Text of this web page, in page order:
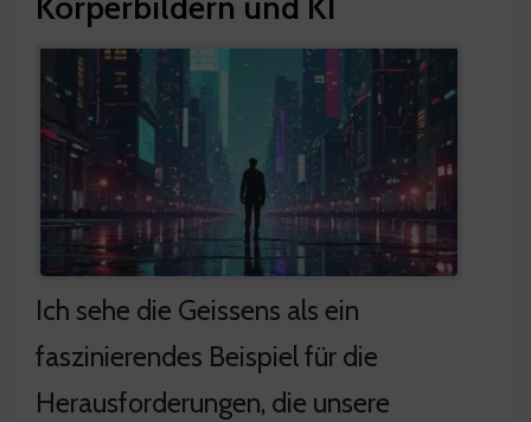
Ich sehe die Geissens als ein
faszinierendes Beispiel für die
Herausforderungen, die unsere